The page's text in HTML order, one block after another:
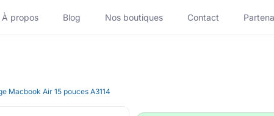
À propos Blog Nos boutiques Contact
Macbook Air 15 pouces A3114